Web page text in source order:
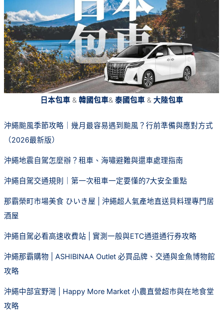
日本包車& 韓國包車& 泰國包車& 大陸包車
沖繩颱風季節攻略｜幾月最容易遇到颱風？行前準備與應對方式
（2026最新版）
沖繩地震自駕怎麼辦？租車、海嘯避難與還車處理指南
沖繩自駕交通規則｜第一次租車一定要懂的7大安全重點
那霸榮町市場美食 ひいき屋 | 沖繩超人氣產地直送貝料理專門居
酒屋
沖繩自駕必看高速收費站 | 實測一般與ETC通道通行券攻略
沖繩那霸購物 | ASHIBINAA Outlet 必買品牌、交通與金魚博物館
攻略
沖繩中部宜野灣 | Happy More Market 小農直營超市與在地食堂
攻略